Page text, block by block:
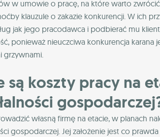
w umowie o pracę, na które warto
klauzule o zakazie konkurencji. W ich
jak jego pracodawca i podbierać mu
ponieważ nieuczciwa konkurencja
grzywnami.
są koszty pracy na
własną firmę na etacie, w planach
gospodarczej. Jej założenie jest co